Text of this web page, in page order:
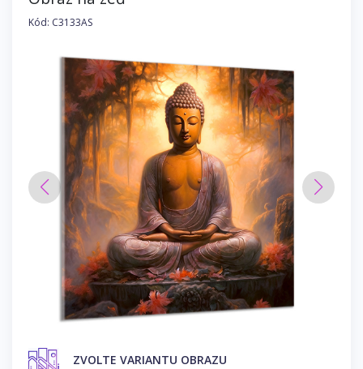
Kód: C3133AS
ZVOLTE VARIANTU OBRAZU